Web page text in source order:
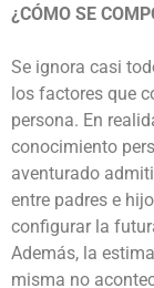
¿CÓMO SE
Se ignora casi
los factores que
persona. En
conocimiento
aventurado
entre padres e
configurar la
Además, la
misma no